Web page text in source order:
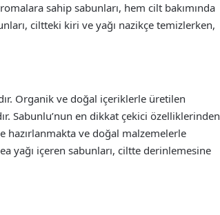
sahip sabunları, hem cilt bakımında
ciltteki kiri ve yağı nazikçe temizlerken,
Organik ve doğal içeriklerle üretilen
Sabunlu’nun en dikkat çekici özelliklerinden
hazırlanmakta ve doğal malzemelerle
yağı içeren sabunları, ciltte derinlemesine